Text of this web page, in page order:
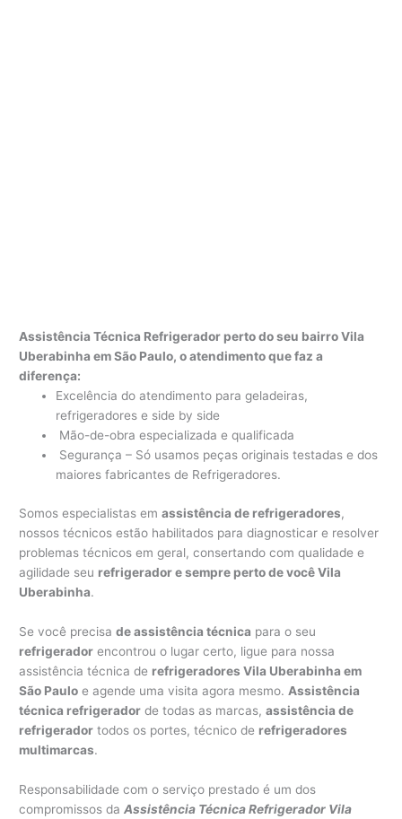
Assistência Técnica Refrigerador perto do seu bairro Vila
Uberabinha em São Paulo, o atendimento que faz a
diferença:
Excelência do atendimento para geladeiras,
refrigeradores e side by side
Mão-de-obra especializada e qualificada
Segurança – Só usamos peças originais testadas e dos
maiores fabricantes de Refrigeradores.
Somos especialistas emassistência de refrigeradores,
nossos técnicos estão habilitados para diagnosticar e resolver
problemas técnicos em geral, consertando com qualidade e
agilidade seu refrigerador e sempre perto de você Vila
Uberabinha.
Se você precisade assistência técnica para o seu
refrigerador encontrou o lugar certo, ligue para nossa
assistência técnica de refrigeradores Vila Uberabinha em
São Paulo e agende uma visita agora mesmo. Assistência
técnica refrigerador de todas as marcas,assistência de
refrigerador todos os portes, técnico de refrigeradores
multimarcas.
Responsabilidade com o serviço prestado é um dos
compromissos daAssistência Técnica Refrigerador Vila